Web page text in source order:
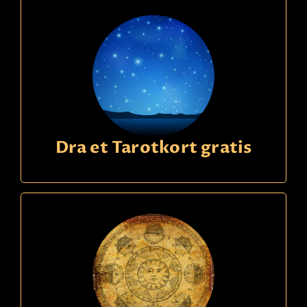
Ring 09391340
Erfaren Clairoyant. Seriös - Ser dina relationer
och dina möjligheter. Erbjuder även
Twinflame/Soulmate-rådgivning.
Dra et Tarotkort gratis